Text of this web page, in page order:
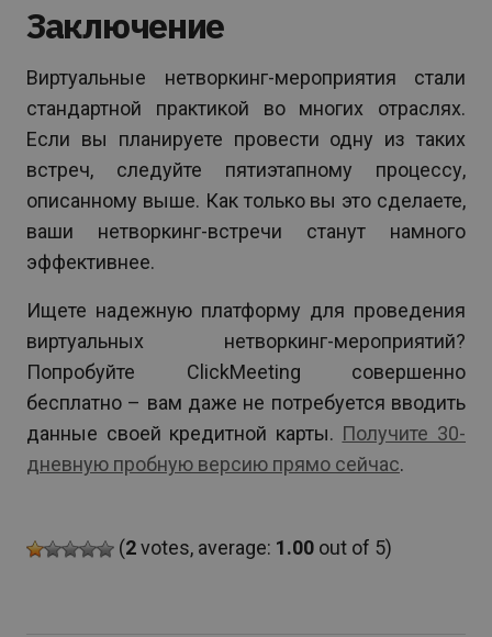
Заключение
Виртуальные нетворкинг-мероприятия стали
стандартной практикой во многих отраслях.
Если вы планируете провести одну из таких
встреч, следуйте пятиэтапному процессу,
описанному выше. Как только вы это сделаете,
ваши нетворкинг-встречи станут намного
эффективнее.
Ищете надежную платформу для проведения
виртуальных нетворкинг-мероприятий?
Попробуйте ClickMeeting совершенно
бесплатно – вам даже не потребуется вводить
данные своей кредитной карты. Получите 30-
дневную пробную версию прямо сейчас.
(2votes, average: 1.00 out of 5)